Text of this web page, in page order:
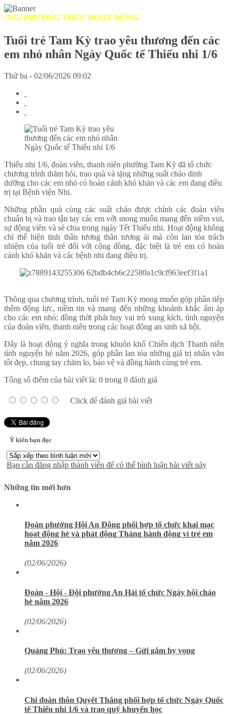
THỨC HOẠT ĐỘNG
Tuổi trẻ Tam Kỳ trao yêu thương đến các
em nhỏ nhân Ngày Quốc tế Thiếu nhi 1/6
Thứ ba - 02/06/2026 09:02
Thiếu nhi 1/6, đoàn viên, thanh niên phường Tam Kỳ đã tổ chức
chương trình thăm hỏi, trao quà và tặng những suất cháo dinh
dưỡng cho các em nhỏ có hoàn cảnh khó khăn và các em đang điều
trị tại Bệnh viện Nhi.
Những phần quà cùng các suất cháo được chính các đoàn viên
chuẩn bị và trao tận tay các em với mong muốn mang đến niềm vui,
sự động viên và sẻ chia trong ngày Tết Thiếu nhi. Hoạt động không
chỉ thể hiện tinh thần tương thân tương ái mà còn lan tỏa trách
nhiệm của tuổi trẻ đối với cộng đồng, đặc biệt là trẻ em có hoàn
cảnh khó khăn và các bệnh nhi đang điều trị.
Thông qua chương trình, tuổi trẻ Tam Kỳ mong muốn góp phần tiếp
thêm động lực, niềm tin và mang đến những khoảnh khắc ấm áp
cho các em nhỏ; đồng thời phát huy vai trò xung kích, tình nguyện
của đoàn viên, thanh niên trong các hoạt động an sinh xã hội.
Đây là hoạt động ý nghĩa trong khuôn khổ Chiến dịch Thanh niên
tình nguyện hè năm 2026, góp phần lan tỏa những giá trị nhân văn
tốt đẹp, chung tay chăm lo, bảo vệ và đồng hành cùng trẻ em.
Tổng số điểm của bài viết là: 0 trong 0 đánh giá
Click để đánh giá bài viết
Ý kiến bạn đọc
Bạn cần đăng nhập thành viên để có thể bình luận bài viết này
Những tin mới hơn
Đoàn phường Hội An Đông phối hợp tổ chức khai mạc
hoạt động hè và phát động Tháng hành động vì trẻ em
năm 2026
(02/06/2026)
Đoàn - Hội - Đội phường An Hải tổ chức Ngày hội chào
hè năm 2026
(02/06/2026)
Quảng Phú: Trao yêu thương – Gửi gắm hy vọng
(02/06/2026)
Chi đoàn thôn Quyết Thắng phối hợp tổ chức Ngày Quốc
tế Thiếu nhi 1/6 và trao quỹ khuyến học